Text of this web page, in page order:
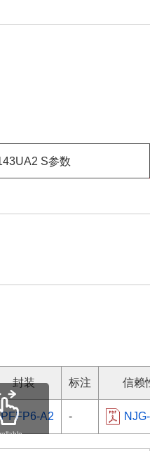
S参数
封装 标注 信赖性
A2 - NJG-1-